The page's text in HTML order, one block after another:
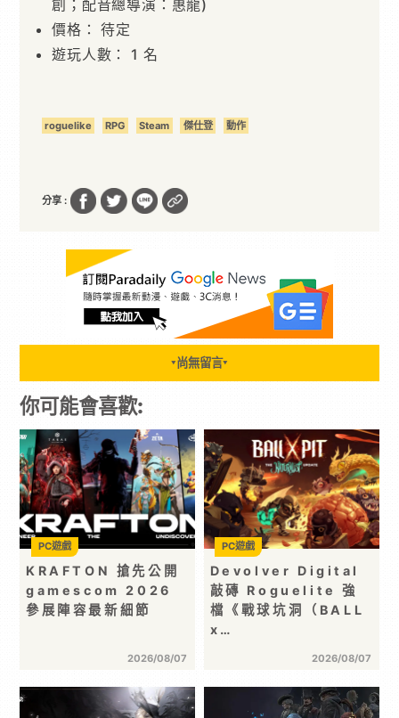
創；配音總導演：惠龍)
價格： 待定
遊玩人數： 1 名
roguelike RPG Steam 傑仕登 動作
分享 :
▼ 尚無留言▼
你可能會喜歡:
KRAFTON 搶先公開
gamescom 2026
參展陣容最新細節
2026/08/07
PC遊戲
Devolver Digital
敲磚 Roguelite 強
檔《戰球坑洞（BALL
x…
2026/08/07
PC遊戲